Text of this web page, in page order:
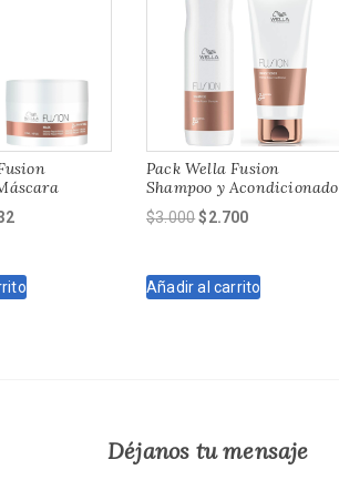
El
es:
Pack Wella Fusion
Shampoo y
$3.000El
era:
$2.700El
es:
Añadir al carrito
Déjanos tu mensaje